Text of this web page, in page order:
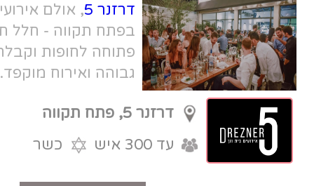
דרזנר 5 , אולם אירועים יפהפה ומיוחד
בפתח תקווה - חלל תעשייתי אורבני, חצר
פתוחה לחופות וקבלת פנים, קולינריה
גבוהה ואירוח מוקפד.
דרזנר 5, פתח תקווה
כשר